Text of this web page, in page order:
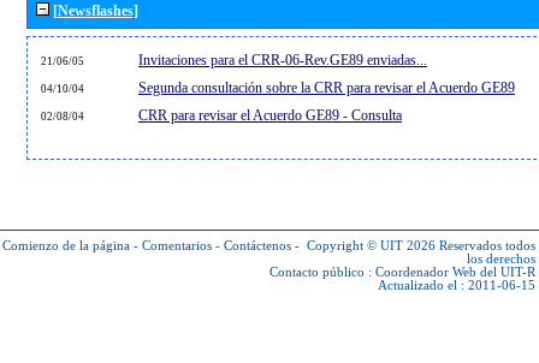
[Newsflashes]
21/06/05 Invitaciones para el CRR-06-Rev.GE89 enviadas...
04/10/04 Segunda consultación sobre la CRR para revisar el Acuerdo GE89
02/08/04 CRR para revisar el Acuerdo GE89 - Consulta
Comienzo de la página - Comentarios - Contáctenos - Copyright © UIT 2026 Reservados todos
los derechos
Contacto público : Coordenador Web del UIT-R
Actualizado el : 2011-06-15